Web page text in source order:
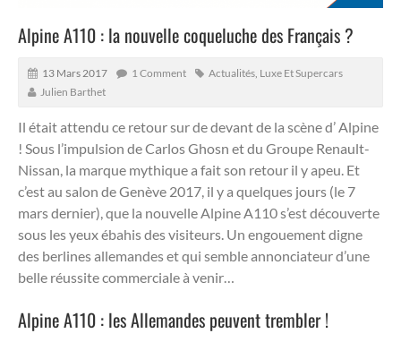
Alpine A110 : la nouvelle coqueluche des Français ?
13 Mars 2017 1 Comment Actualités Luxe Et Supercars
Julien Barthet
Il était attendu ce retour sur de devant de la scène d’ Alpine
! Sous l’impulsion de Carlos Ghosn et du Groupe Renault-
Nissan, la marque mythique a fait son retour il y apeu. Et
c’est au salon de Genève 2017, il y a quelques jours (le 7
mars dernier), que la nouvelle Alpine A110 s’est découverte
sous les yeux ébahis des visiteurs. Un engouement digne
des berlines allemandes et qui semble annonciateur d’une
belle réussite commerciale à venir…
Alpine A110 : les Allemandes peuvent trembler !